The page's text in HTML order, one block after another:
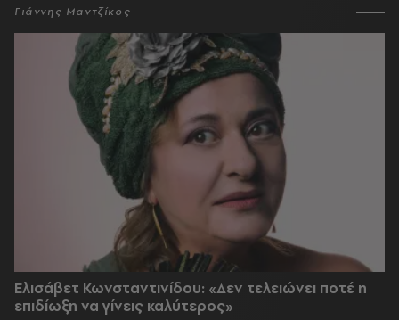
Γιάννης Μαντζίκος
Ελισάβετ Κωνσταντινίδου: «Δεν τελειώνει ποτέ η
επιδίωξη να γίνεις καλύτερος»